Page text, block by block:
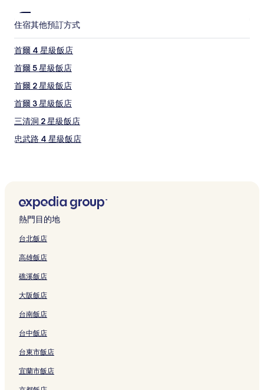
能
受
到
其
他
條
款
限
制。
住宿其他預訂方式
首爾 4 星級飯店
首爾 5 星級飯店
首爾 2 星級飯店
首爾 3 星級飯店
三清洞 2 星級飯店
忠武路 4 星級飯店
鍾路 5.6 街洞 3 星級飯店
鍾路 5.6 街洞 2 星級飯店
鍾路 1.2.3.4 街洞 3 星級飯店
鍾路 1.2.3.4 街洞 2 星級飯店
鍾路 1.2.3.4 街洞 4 星級飯店
新村洞的設有停車場的飯店
新村洞的平價飯店
崇仁 2 洞的商務飯店
三清洞的方便購物的飯店
三清洞的平價飯店
首爾的性別友善飯店
熱門目的地
台北飯店
高雄飯店
礁溪飯店
大阪飯店
台南飯店
台中飯店
台東市飯店
宜蘭市飯店